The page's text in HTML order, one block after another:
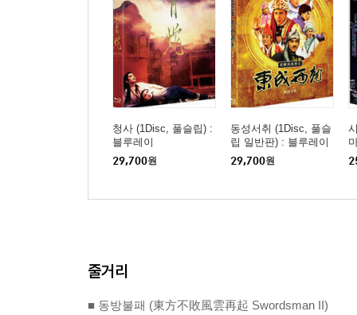
청사 (1Disc, 풀슬립) :
블루레이
29,700원
동성서취 (1Disc, 풀슬
립 일반판) : 블루레이
29,700원
줄거리
■ 동방불패 (東方不敗風雲再起 Swordsman II)